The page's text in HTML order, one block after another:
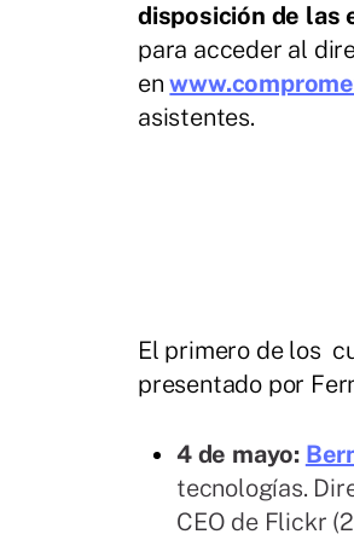
disposición de las
para acceder al
en
asistentes.
El primero de los
presentado por
4 de mayo:
tecnologías.
CEO de Flickr